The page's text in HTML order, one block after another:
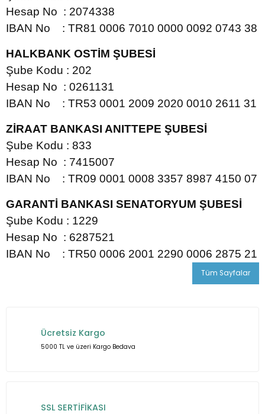
Hesap No : 2074338
IBAN No : TR81 0006 7010 0000 0092 0743 38
HALKBANK OSTİM ŞUBESİ
Şube Kodu : 202
Hesap No : 0261131
IBAN No : TR53 0001 2009 2020 0010 2611 31
ZİRAAT BANKASI ANITTEPE ŞUBESİ
Şube Kodu : 833
Hesap No : 7415007
IBAN No : TR09 0001 0008 3357 8987 4150 07
GARANTİ BANKASI SENATORYUM ŞUBESİ
Şube Kodu : 1229
Hesap No : 6287521
IBAN No : TR50 0006 2001 2290 0006 2875 21
Tüm Sayfalar
Ücretsiz Kargo
5000 TL ve üzeri Kargo Bedava
SSL SERTİFİKASI